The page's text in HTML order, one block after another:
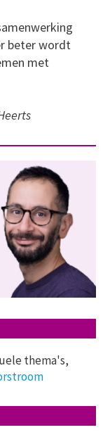
beter wordt
met
thema's,